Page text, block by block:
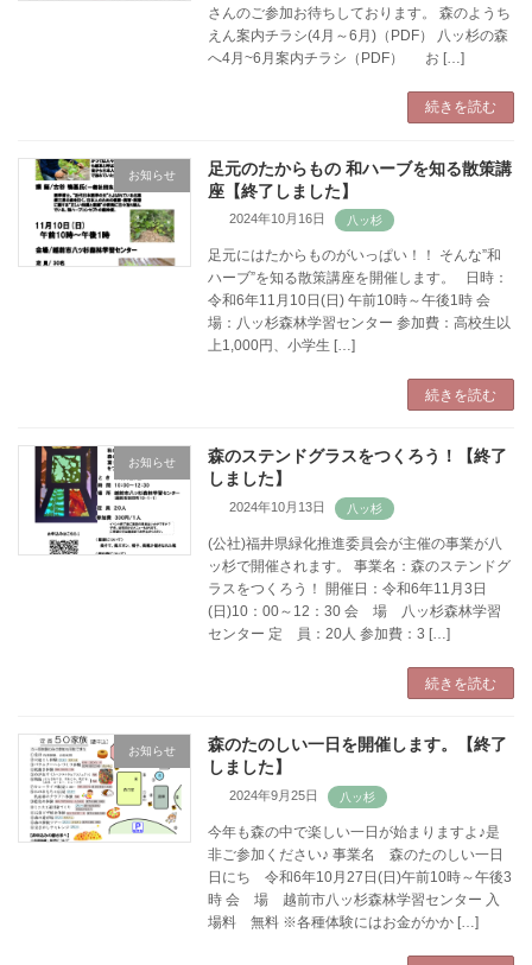
さんのご参加お待ちしております。 森のようち
えん案内チラシ(4月～6月)（PDF） 八ッ杉の森
へ4月~6月案内チラシ（PDF） お […]
続きを読む
お知らせ
足元のたからもの 和ハーブを知る散策講
座【終了しました】
2024年10月16日
足元にはたからものがいっぱい！！ そんな”和
ハーブ”を知る散策講座を開催します。 日時：
令和6年11月10日(日) 午前10時～午後1時 会
場：八ッ杉森林学習センター 参加費：高校生以
上1,000円、小学生 […]
続きを読む
お知らせ
森のステンドグラスをつくろう！【終了
しました】
2024年10月13日
(公社)福井県緑化推進委員会が主催の事業が八
ッ杉で開催されます。 事業名：森のステンドグ
ラスをつくろう！ 開催日：令和6年11月3日
(日)10：00～12：30 会 場 八ッ杉森林学習
センター 定 員：20人 参加費：3 […]
続きを読む
お知らせ
森のたのしい一日を開催します。【終了
しました】
2024年9月25日
今年も森の中で楽しい一日が始まりますよ♪是
非ご参加ください♪ 事業名 森のたのしい一日
日にち 令和6年10月27日(日)午前10時～午後3
時 会 場 越前市八ッ杉森林学習センター 入
場料 無料 ※各種体験にはお金がかか […]